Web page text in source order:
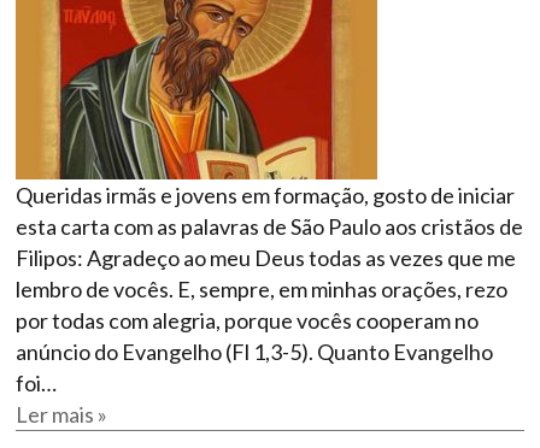
Queridas irmãs e jovens em formação, gosto de iniciar
esta carta com as palavras de São Paulo aos cristãos de
Filipos: Agradeço ao meu Deus todas as vezes que me
lembro de vocês. E, sempre, em minhas orações, rezo
por todas com alegria, porque vocês cooperam no
anúncio do Evangelho (Fl 1,3-5). Quanto Evangelho
foi…
Ler mais »